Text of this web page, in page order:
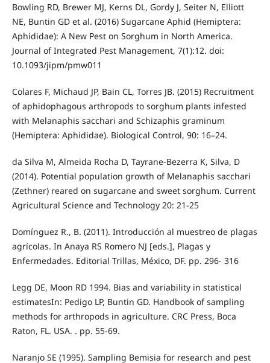
Bowling RD, Brewer MJ, Kerns DL, Gordy J, Seiter N, Elliott
NE, Buntin GD et al. (2016) Sugarcane Aphid (Hemiptera:
Aphididae): A New Pest on Sorghum in North America.
Journal of Integrated Pest Management, 7(1):12. doi:
10.1093/jipm/pmw011
Colares F, Michaud JP, Bain CL, Torres JB. (2015) Recruitment
of aphidophagous arthropods to sorghum plants infested
with Melanaphis sacchari and Schizaphis graminum
(Hemiptera: Aphididae). Biological Control, 90: 16–24.
da Silva M, Almeida Rocha D, Tayrane-Bezerra K, Silva, D
(2014). Potential population growth of Melanaphis sacchari
(Zethner) reared on sugarcane and sweet sorghum. Current
Agricultural Science and Technology 20: 21-25
Domínguez R., B. (2011). Introducción al muestreo de plagas
agrícolas. In Anaya RS Romero NJ [eds.], Plagas y
Enfermedades. Editorial Trillas, México, DF. pp. 296- 316
Legg DE, Moon RD 1994. Bias and variability in statistical
estimatesIn: Pedigo LP, Buntin GD. Handbook of sampling
methods for arthropods in agriculture. CRC Press, Boca
Raton, FL. USA. . pp. 55-69.
Naranjo SE (1995). Sampling Bemisia for research and pest